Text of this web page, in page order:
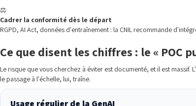
⚖️
Cadrer la conformité dès le départ
RGPD, AI Act, données d'entraînement : la CNIL recommande
Ce que disent les chiffres : le « POC
Le risque que vous cherchez à éviter est documenté, et il est
le passage à l'échelle, lui, traîne.
Usage régulier de la GenAI